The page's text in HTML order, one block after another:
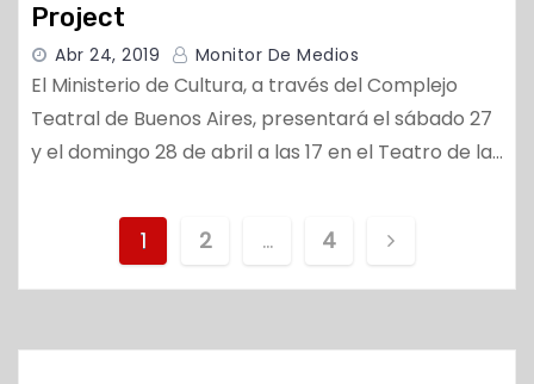
Project
Abr 24, 2019 Monitor De Medios
El Ministerio de Cultura, a través del Complejo
Teatral de Buenos Aires, presentará el sábado 27
y el domingo 28 de abril a las 17 en el Teatro de la…
a
v
1 2 … 4